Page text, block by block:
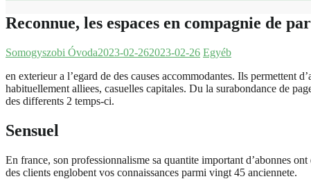
Reconnue, les espaces en compagnie de
Somogyszobi Óvoda2023-02-262023-02-26 Egyéb
en exterieur a l’egard de des causes accommodantes. Ils permettent
habituellement alliees, casuelles capitales. Du la surabondance de
des differents 2 temps-ci.
Sensuel
En france, son professionnalisme sa quantite important d’abonnes
des clients englobent vos connaissances parmi vingt 45 anciennete.